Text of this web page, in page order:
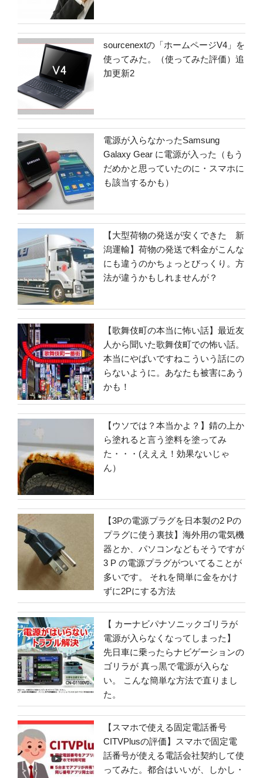
sourcenextの「ホームページV4」を
使ってみた。（使ってみた評価）追
加更新2
電源が入らなかったSamsung
Galaxy Gear に電源が入った（もう
だめかと思っていたのに・スマホに
も該当するかも）
【大型荷物の発送が安くできた 新
潟運輸】荷物の発送で料金がこんな
にも違うのかちょっとびっくり。方
法が違うかもしれませんが？
【歌舞伎町の本当に怖い話】最近友
人から聞いた歌舞伎町での怖い話。
本当にやばいですねこういう話にの
らないように。あなたも被害にあう
かも！
【ウソでは？本当かよ？】錆の上か
ら塗れると言う塗料を塗ってみ
た・・・(えええ！効果ないじゃ
ん）
【3Pの電源プラグを日本製の2 Pの
プラグに使う裏技】海外用の電気機
器とか、パソコンなどもそうですが
3 P の電源プラグがついてることが
多いです。 それを簡単に金をかけ
ずに2Pにする方法
【 カーナビパナソニックゴリラが
電源が入らなくなってしまった】
先日車に乗ったらナビゲーションの
ゴリラが 真っ黒で電源が入らな
い。 こんな簡単な方法で直りまし
た。
【スマホで使える固定電話番号
CITVPlusの評価】スマホで固定電
話番号が使える電話会社契約して使
ってみた。都合はいいが、しかし・